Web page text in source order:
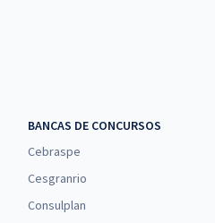
BANCAS DE CONCURSOS
Cebraspe
Cesgranrio
Consulplan